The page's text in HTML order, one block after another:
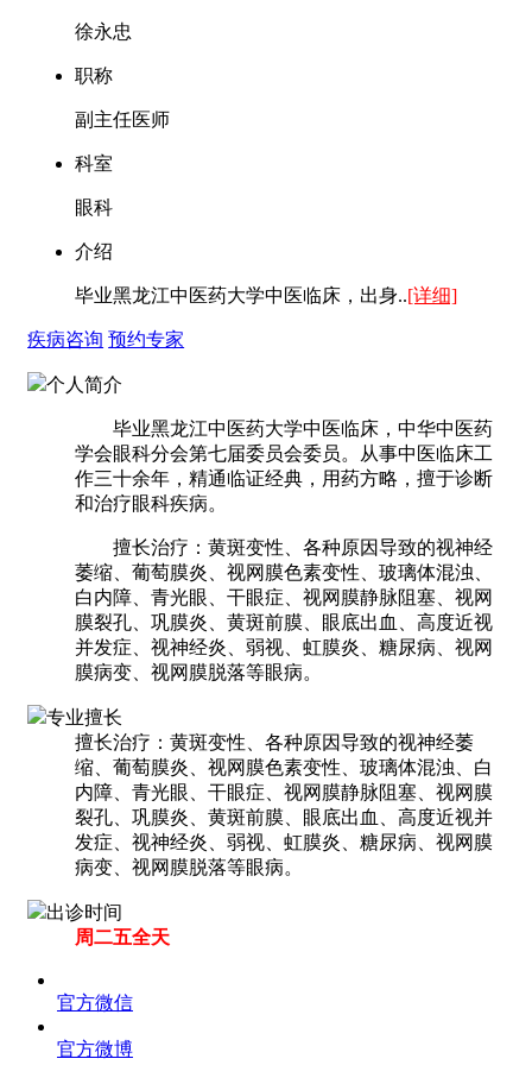
徐永忠
职称
副主任医师
科室
眼科
介绍
毕业黑龙江中医药大学中医临床，出身..[详细]
疾病咨询 预约专家
个人简介
毕业黑龙江中医药大学中医临床，中华中医药
学会眼科分会第七届委员会委员。从事中医临床工
作三十余年，精通临证经典，用药方略，擅于诊断
和治疗眼科疾病。
擅长治疗：黄斑变性、各种原因导致的视神经
萎缩、葡萄膜炎、视网膜色素变性、玻璃体混浊、
白内障、青光眼、干眼症、视网膜静脉阻塞、视网
膜裂孔、巩膜炎、黄斑前膜、眼底出血、高度近视
并发症、视神经炎、弱视、虹膜炎、糖尿病、视网
膜病变、视网膜脱落等眼病。
专业擅长
擅长治疗：黄斑变性、各种原因导致的视神经萎
缩、葡萄膜炎、视网膜色素变性、玻璃体混浊、白
内障、青光眼、干眼症、视网膜静脉阻塞、视网膜
裂孔、巩膜炎、黄斑前膜、眼底出血、高度近视并
发症、视神经炎、弱视、虹膜炎、糖尿病、视网膜
病变、视网膜脱落等眼病。
出诊时间
周二五全天
官方微信
官方微博